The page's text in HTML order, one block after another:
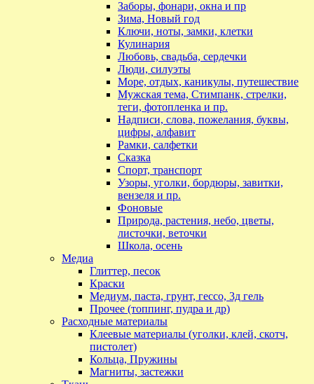
Заборы, фонари, окна и пр
Зима, Новый год
Ключи, ноты, замки, клетки
Кулинария
Любовь, свадьба, сердечки
Люди, силуэты
Море, отдых, каникулы, путешествие
Мужская тема, Стимпанк, стрелки,
теги, фотопленка и пр.
Надписи, слова, пожелания, буквы,
цифры, алфавит
Рамки, салфетки
Сказка
Спорт, транспорт
Узоры, уголки, бордюры, завитки,
вензеля и пр.
Фоновые
Природа, растения, небо, цветы,
листочки, веточки
Школа, осень
Медиа
Глиттер, песок
Краски
Медиум, паста, грунт, гессо, 3д гель
Прочее (топпинг, пудра и др)
Расходные материалы
Клеевые материалы (уголки, клей, скотч,
пистолет)
Кольца, Пружины
Магниты, застежки